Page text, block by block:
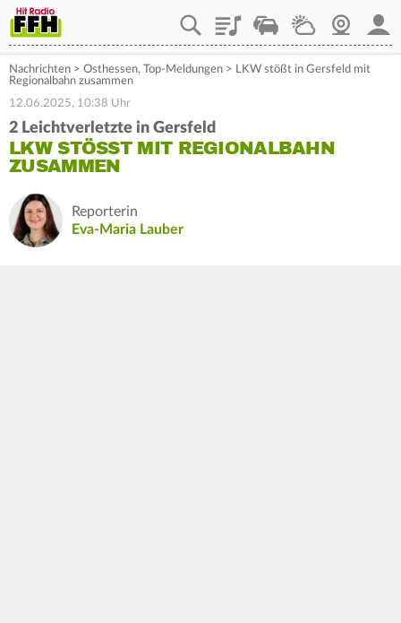
PlaylistStaupilotWetterWebcam
Nachrichten > Osthessen, Top-Meldungen > LKW stößt in Gersfeld mit
Regionalbahn zusammen
12.06.2025, 10:38 Uhr
2 Leichtverletzte in Gersfeld
LKW STÖSST MIT REGIONALBAHN Z
USAMMEN
Reporterin
Eva-Maria Lauber